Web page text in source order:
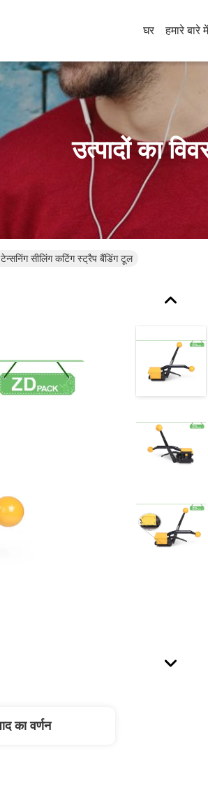
घर हमारे बारे में
उत्पादों का
सीलिंग कटिंग स्ट्रैप बैंडिंग टूल
का वर्णन